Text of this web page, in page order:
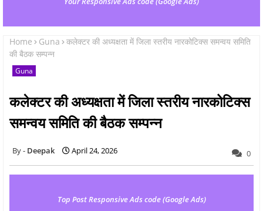
Home Guna
कलेक्‍टर की अध्‍यक्षता में जिला स्तरीय नारकोटिक्स समन्वय समिति
की बैठक सम्‍पन्‍न
Guna
कलेक्‍टर की अध्‍यक्षता में जिला स्तरीय नारकोटिक्स
समन्वय समिति की बैठक सम्‍पन्‍न
Deepak April 24, 2026 0
Top Post Responsive Ads code (Google Ads)